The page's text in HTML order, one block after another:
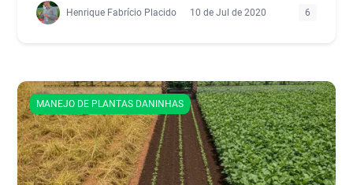
Henrique Fabrício Placido 10 de Jul de 2020 6
MANEJO DE PLANTAS DANINHAS